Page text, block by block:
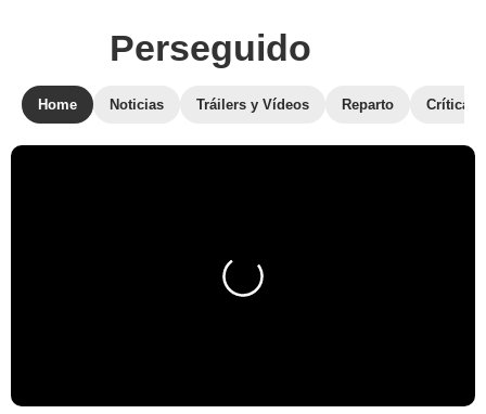
Perseguido
Home Noticias Tráilers y Vídeos Reparto Críticas